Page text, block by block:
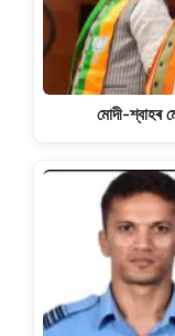
মোদী-শ্বাহৰ